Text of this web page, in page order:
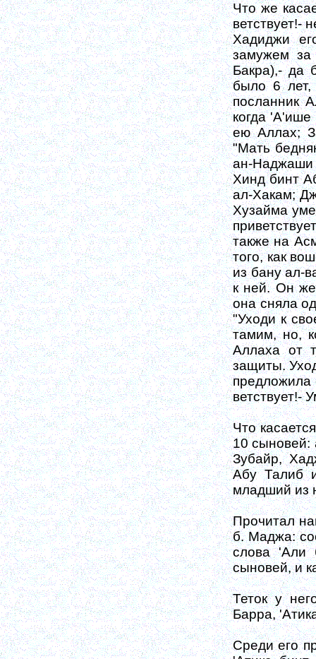
Что же
ветствует!-
Хадиджи
замужем
Бакра),- да
было 6
посланник
когда 'А'ише
ею Аллах;
"Мать
ан-Наджаши
Хинд бинт
ал-Хакам;
Хузайма
также на
того, как
из бану ал-
к ней. Он
она сняла
"Уходи к
тамим, но,
Аллаха от
защиты.
предложила
ветствует!-
Что
10 сыновей:
Зубайр,
Абу Талиб
младший из
Прочитал
б. Маджа:
слова 'Али
сыновей, и
Теток у
Барра,
Среди его